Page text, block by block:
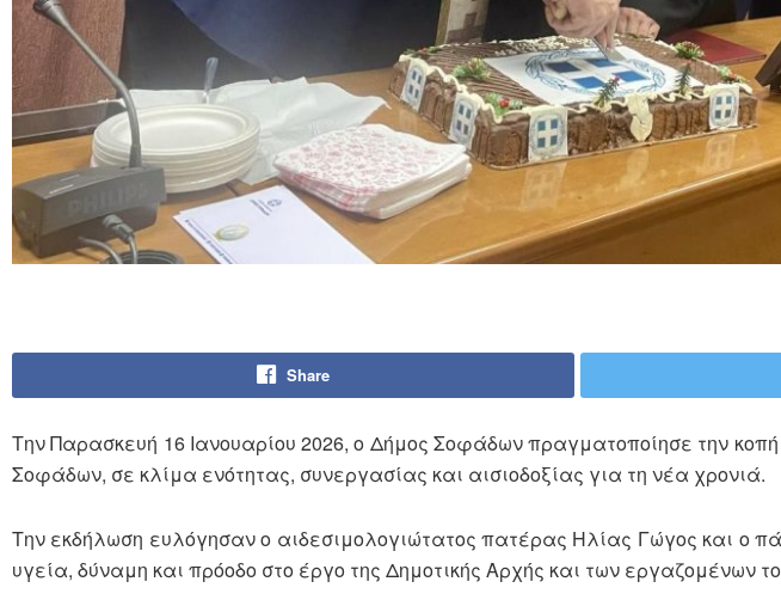
Share
Την Παρασκευή 16 Ιανουαρίου 2026, ο Δήμος Σοφάδων πραγματοποίησε την
Σοφάδων, σε κλίμα ενότητας, συνεργασίας και αισιοδοξίας για τη νέα χρονιά.
Την εκδήλωση ευλόγησαν ο αιδεσιμολογιώτατος πατέρας Ηλίας Γώγος και ο
υγεία, δύναμη και πρόοδο στο έργο της Δημοτικής Αρχής και των εργαζομένων